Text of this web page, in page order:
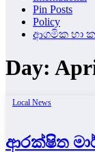
Pin Posts
Policy
ආගමික හා
Day:
Local News
ආරක්ෂිත